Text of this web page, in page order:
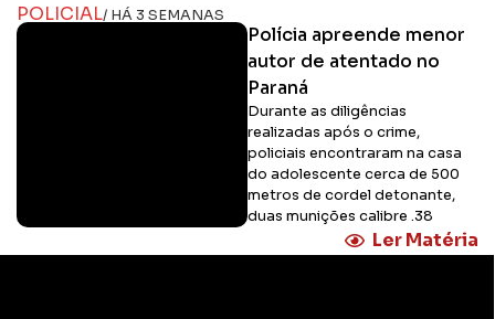
POLICIAL/ HÁ 3 SEMANAS
Polícia apreende menor
autor de atentado no
Paraná
Durante as diligências
realizadas após o crime,
policiais encontraram na casa
do adolescente cerca de 500
metros de cordel detonante,
duas munições calibre .38
Ler Matéria